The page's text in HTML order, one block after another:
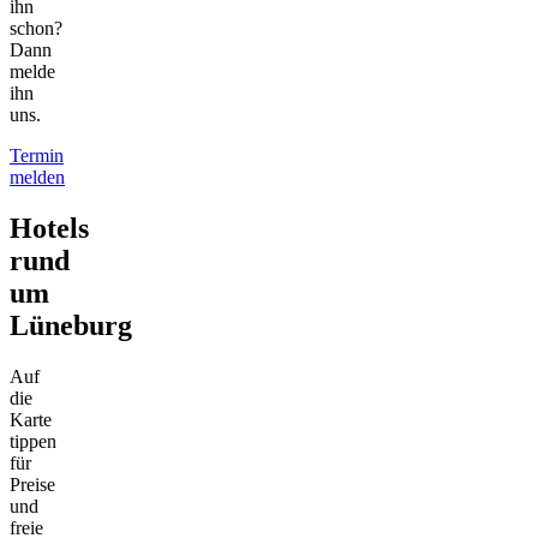
ihn
schon?
Dann
melde
ihn
uns.
Termin
melden
Hotels
rund
um
Lüneburg
Auf
die
Karte
tippen
für
Preise
und
freie